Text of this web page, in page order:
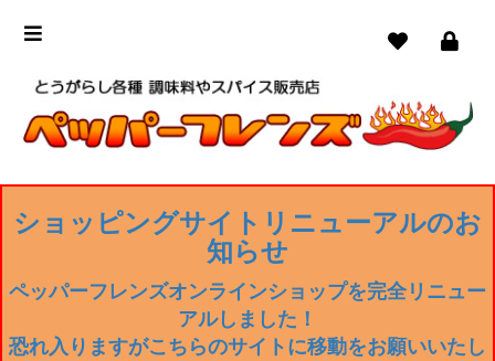
ショッピングサイトリニューアルのお
知らせ
ペッパーフレンズオンラインショップを完全リニュー
アルしました！
恐れ入りますがこちらのサイトに移動をお願いいたし